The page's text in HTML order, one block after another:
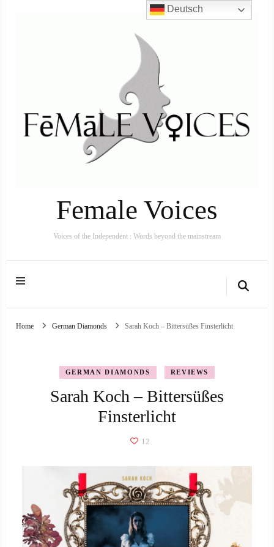
Female Voices
Voices of the Independent : Words beyond the mainstream
Home German Diamonds Sarah Koch – Bittersüßes Finsterlicht
GERMAN DIAMONDS REVIEWS
Sarah Koch – Bittersüßes
Finsterlicht
12
Deutsch